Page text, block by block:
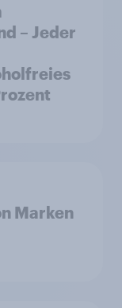
– Jeder
Marken